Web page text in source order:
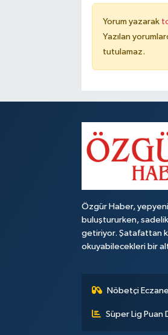
Yorum yazarak
Yazılan
tutulamaz.
Özgür Haber,
buluştururken,
getiriyor. Şatafattan
okuyabilecekleri bir
Nöbetçi
Süper Lig Puan